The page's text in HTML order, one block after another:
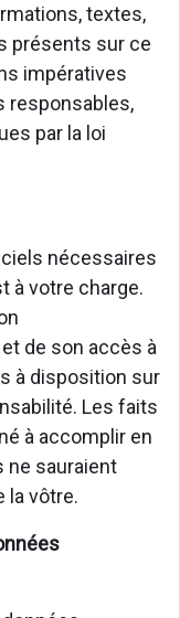
textes,
présents sur ce
impératives
responsables,
par la loi
nécessaires
à votre charge.
de son accès à
à disposition sur
Les faits
à accomplir en
ne sauraient
la vôtre.